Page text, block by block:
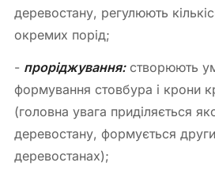
деревостану, регулюють
окремих порід;
- проріджування:створюють
формування стовбура і крони
(головна увага приділяється
деревостану, формується
деревостанах);